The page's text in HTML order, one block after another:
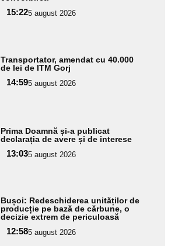
15:225 august 2026
Transportator, amendat cu 40.000
de lei de ITM Gorj
14:595 august 2026
Prima Doamnă și-a publicat
declarația de avere și de interese
13:035 august 2026
Bușoi: Redeschiderea unităților de
producție pe bază de cărbune, o
decizie extrem de periculoasă
12:585 august 2026